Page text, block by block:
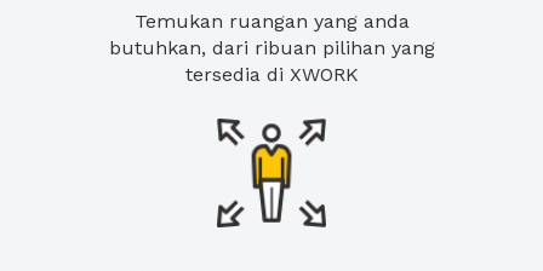
Temukan ruangan yang anda
butuhkan, dari ribuan pilihan yang
tersedia di XWORK